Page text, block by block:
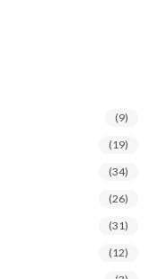
(9)
(19)
(34)
(26)
(31)
(12)